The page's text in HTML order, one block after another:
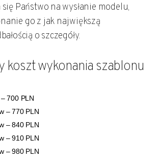
Państwo na wysłanie modelu,
go z jak największą
o szczegóły.
koszt wykonania szablonu
–700 PLN
–770 PLN
–840 PLN
–910 PLN
–980 PLN